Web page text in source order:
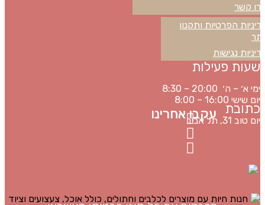
קשר
מדיניותהפרטיות ותקנון
נגישות
שעות פעילות
ימי א׳ – ה׳ 20:00 – 8:30
יום שישי 16:00 – 8:00
כתובת
יום טוב 31, תל אביב עקבו אחרינו